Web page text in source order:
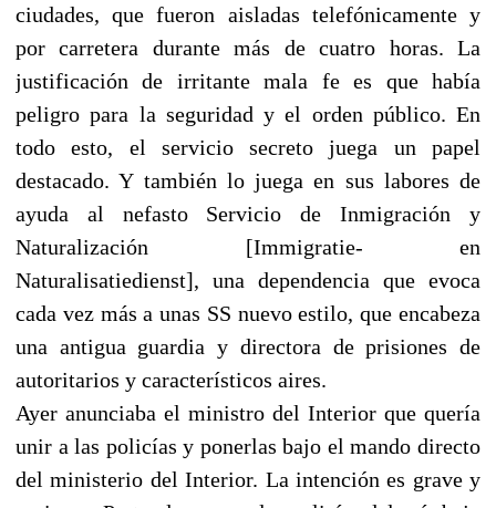
ciudades, que fueron aisladas telefónicamente y
por carretera durante más de cuatro horas. La
justificación de irritante mala fe es que había
peligro para la seguridad y el orden público. En
todo esto, el servicio secreto juega un papel
destacado. Y también lo juega en sus labores de
ayuda al nefasto Servicio de Inmigración y
Naturalización [Immigratie- en
Naturalisatiedienst], una dependencia que evoca
cada vez más a unas SS nuevo estilo, que encabeza
una antigua guardia y directora de prisiones de
autoritarios y característicos aires.
Ayer anunciaba el ministro del Interior que quería
unir a las policías y ponerlas bajo el mando directo
del ministerio del Interior. La intención es grave y